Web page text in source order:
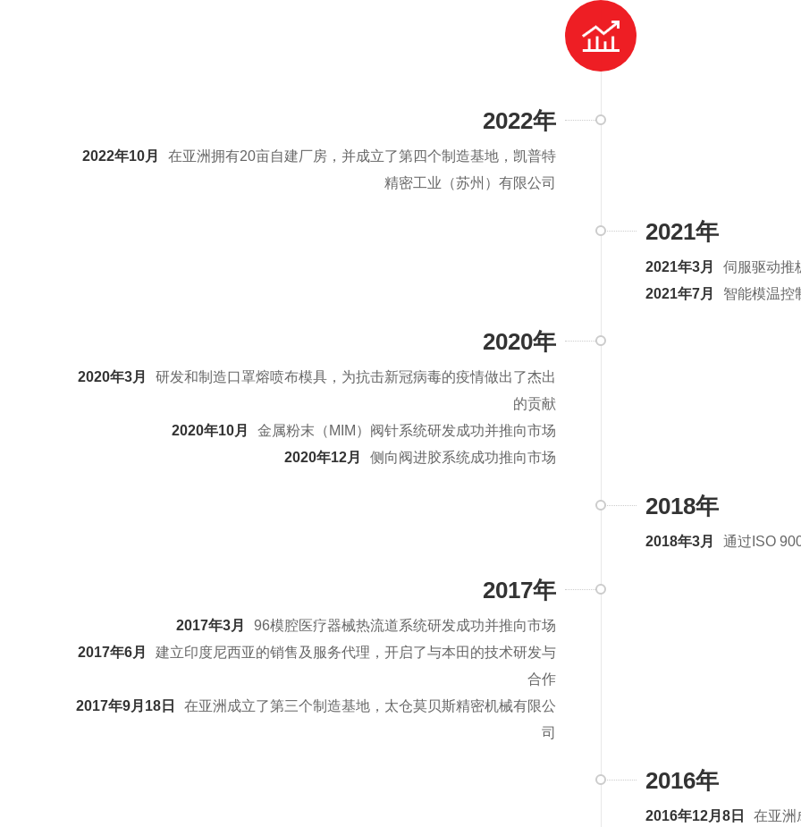
2022年
2022年10月
在亚洲拥有20亩自建厂房，并成立了第四个制造基地，凯普特
精密工业（苏州）有限公司
2021年
2021年3月
伺服驱动推
2021年7月
智能模温控
2020年
2020年3月
研发和制造口罩熔喷布模具，为抗击新冠病毒的疫情做出了杰出
的贡献
2020年10月
金属粉末（MIM）阀针系统研发成功并推向市场
2020年12月
侧向阀进胶系统成功推向市场
2018年
2018年3月 通过ISO
2017年
2017年3月
96模腔医疗器械热流道系统研发成功并推向市场
2017年6月
建立印度尼西亚的销售及服务代理，开启了与本田的技术研发与
合作
2017年9月18日
在亚洲成立了第三个制造基地，太仓莫贝斯精密机械有限公
司
2016年
2016年12月8日
在亚洲